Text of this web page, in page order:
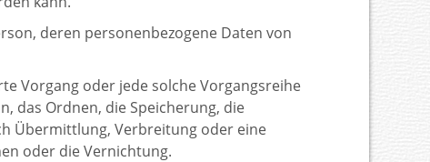
deren personenbezogene Daten von
Vorgang oder jede solche Vorgangsreihe
das Ordnen, die Speicherung, die
Übermittlung, Verbreitung oder eine
oder die Vernichtung.